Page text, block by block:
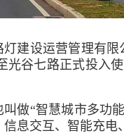
建设运营管理有
光谷七路正式投入
做“智慧城市多功
息交互、智能充